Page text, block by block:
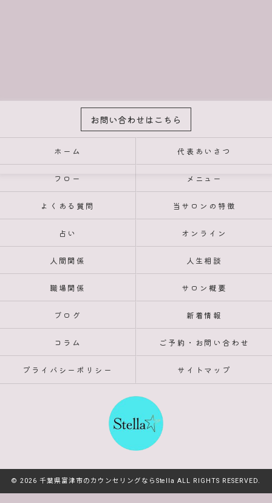
お問い合わせはこちら
ホーム 代表あいさつ
フロー メニュー
よくある質問 当サロンの特徴
占い オンライン
人間関係 人生相談
職場関係 サロン概要
ブログ 新着情報
コラム ご予約・お問い合わせ
プライバシーポリシー サイトマップ
© 2026 千葉県富津市のカウンセリングならStella ALL RIGHTS RESERVED.